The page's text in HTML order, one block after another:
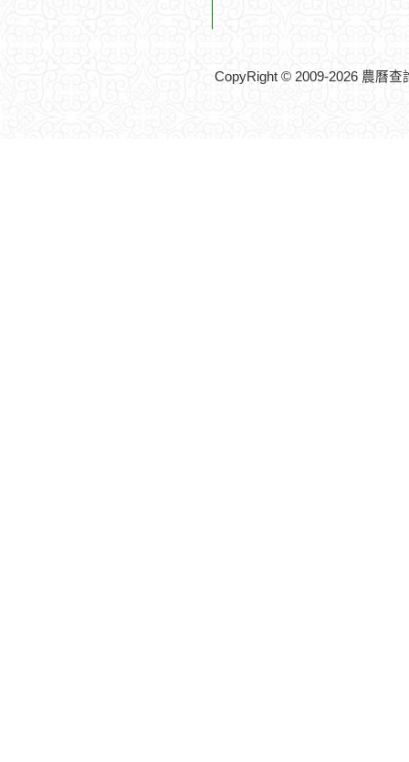
CopyRight © 2009-2026 農曆